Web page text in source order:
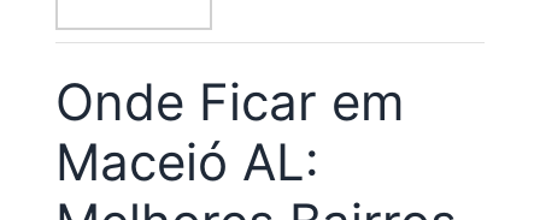
Onde Ficar em
Maceió AL: